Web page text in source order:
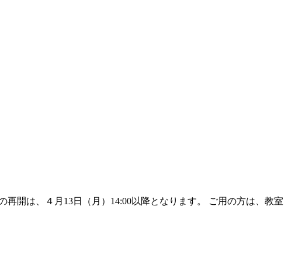
開は、４月13日（月）14:00以降となります。 ご用の方は、教室